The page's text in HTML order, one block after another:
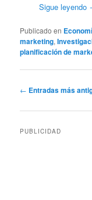
Sigue leyendo
Publicado en
marketing,
planificación de
Navegación
entradas
← Entradas más
PUBLICIDAD